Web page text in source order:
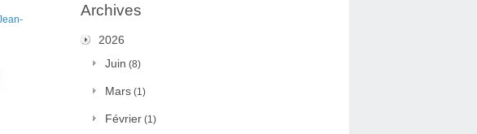
Archives
2026
Juin (8)
Mars (1)
Février (1)